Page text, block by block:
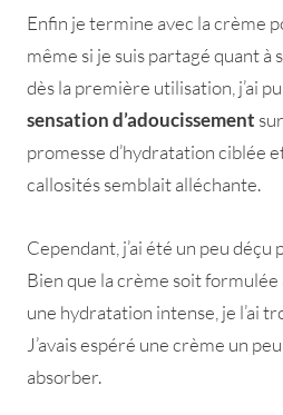
Enfin je termine avec la crème
même si je suis partagé quant à
dès la première utilisation, j’ai
sensation d’adoucissement
promesse d’hydratation ciblée
callosités semblait alléchante.
Cependant, j’ai été un peu déçu
Bien que la crème soit formulée
une hydratation intense, je l’ai
J’avais espéré une crème un
absorber.